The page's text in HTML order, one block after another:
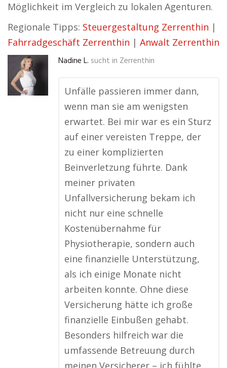
Möglichkeit im Vergleich zu lokalen Agenturen.
Regionale Tipps: Steuergestaltung Zerrenthin |
Fahrradgeschäft Zerrenthin | Anwalt Zerrenthin
Nadine L. sucht in Zerrenthin
Unfälle passieren immer dann,
wenn man sie am wenigsten
erwartet. Bei mir war es ein Sturz
auf einer vereisten Treppe, der
zu einer komplizierten
Beinverletzung führte. Dank
meiner privaten
Unfallversicherung bekam ich
nicht nur eine schnelle
Kostenübernahme für
Physiotherapie, sondern auch
eine finanzielle Unterstützung,
als ich einige Monate nicht
arbeiten konnte. Ohne diese
Versicherung hätte ich große
finanzielle Einbußen gehabt.
Besonders hilfreich war die
umfassende Betreuung durch
meinen Versicherer – ich fühlte